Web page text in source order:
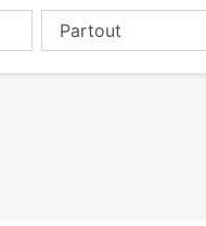
Chercher dans...